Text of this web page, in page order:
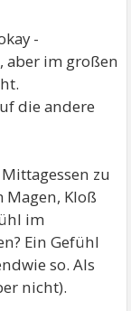
-
aber im großen
die andere
zu
Magen, Kloß
im
Ein Gefühl
so. Als
nicht).